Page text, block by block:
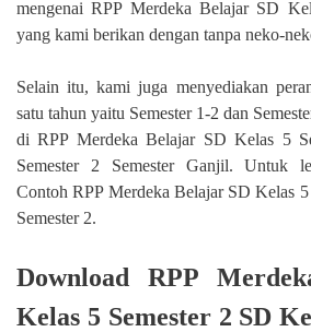
mengenai RPP Merdeka Belajar SD
yang kami berikan dengan tanpa neko-
Selain itu, kami juga menyediakan
satu tahun yaitu Semester 1-2 dan
di RPP Merdeka Belajar SD Kelas 5
Semester 2 Semester Ganjil. Untuk
Contoh RPP Merdeka Belajar SD Kelas
Semester 2.
Download RPP
Kelas 5 Semester 2 SD